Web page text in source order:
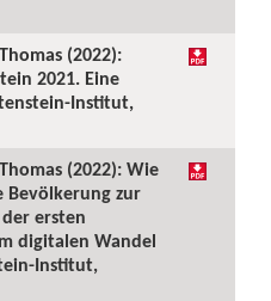
(2022):
2021. Eine
Institut,
(2022): Wie
Bevölkerung zur
ersten
digitalen Wandel
Institut,